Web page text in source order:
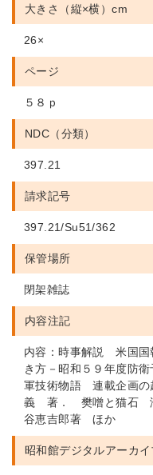
大きさ（縦×横）cm
26×
ページ
５８ｐ
NDC（分類）
397.21
請求記号
397.21/Su51/362
保管場所
閉架雑誌
内容注記
内容：時事解説 米国
き方－昭和５９年度防
軍技術物語 連載企画
義 著． 樊噌と猫石
谷恵吉郎著 ほか
昭和館デジタルアーカイ